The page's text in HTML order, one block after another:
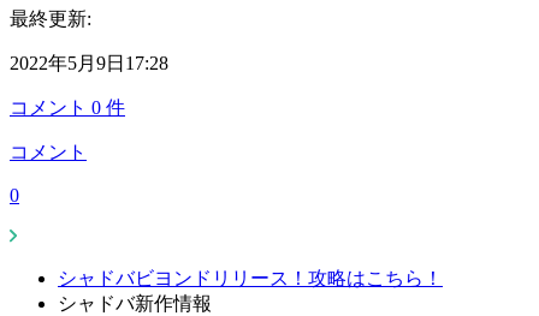
最終更新:
2022年5月9日17:28
コメント 0 件
コメント
0
シャドバビヨンドリリース！攻略はこちら！
シャドバ新作情報